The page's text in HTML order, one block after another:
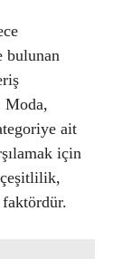
bulunan
Moda,
ait
için